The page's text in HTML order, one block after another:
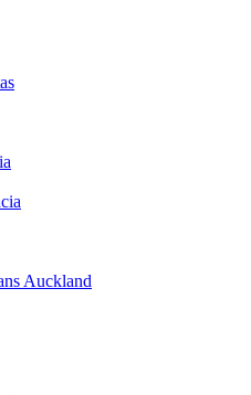
Auckland